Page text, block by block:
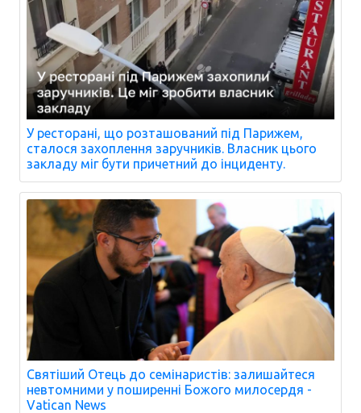
У ресторані, що розташований під Парижем,
сталося захоплення заручників. Власник цього
закладу міг бути причетний до інциденту.
Святіший Отець до семінаристів: залишайтеся
невтомними у поширенні Божого милосердя -
Vatican News